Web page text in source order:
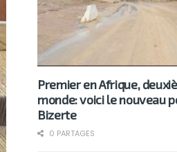
Premier en Afrique,
monde: voici le nouveau
Bizerte
0 PARTAGES